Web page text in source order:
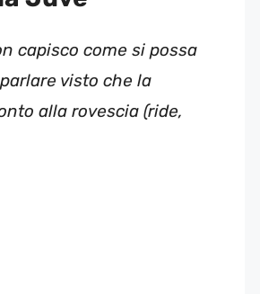
capisco come si possa
visto che la
alla rovescia (ride,